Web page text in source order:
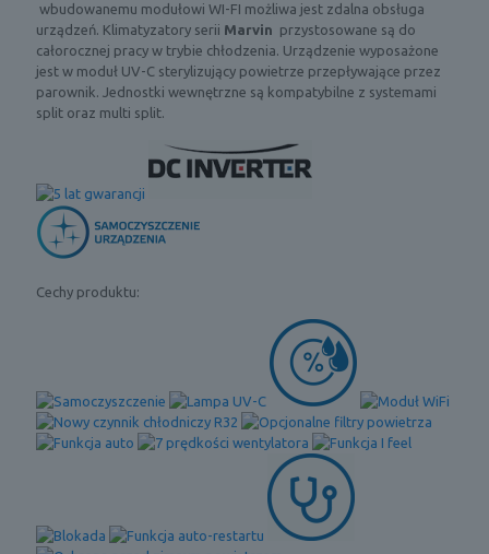
wbudowanemu modułowi WI-FI możliwa jest zdalna obsługa
urządzeń. Klimatyzatory serii Marvin przystosowane są do
całorocznej pracy w trybie chłodzenia. Urządzenie wyposażone
jest w moduł UV-C sterylizujący powietrze przepływające przez
parownik. Jednostki wewnętrzne są kompatybilne z systemami
split oraz multi split.
Cechy produktu: